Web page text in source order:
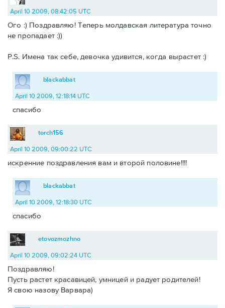
April 10 2009, 08:42:05 UTC
Ого :) Поздравляю! Теперь молдавская литература точно
не пропадает :))
P.S. Имена так себе, девочка удивится, когда вырастет :)
blackabbat
April 10 2009, 12:18:14 UTC
спасибо
torch156
April 10 2009, 09:00:22 UTC
искренние поздравления вам и второй половине!!!!
blackabbat
April 10 2009, 12:18:30 UTC
спасибо
etovozmozhno
April 10 2009, 09:02:24 UTC
Поздравляю!
Пусть растет красавицей, умницей и радует родителей!
Я свою назову Варвара)